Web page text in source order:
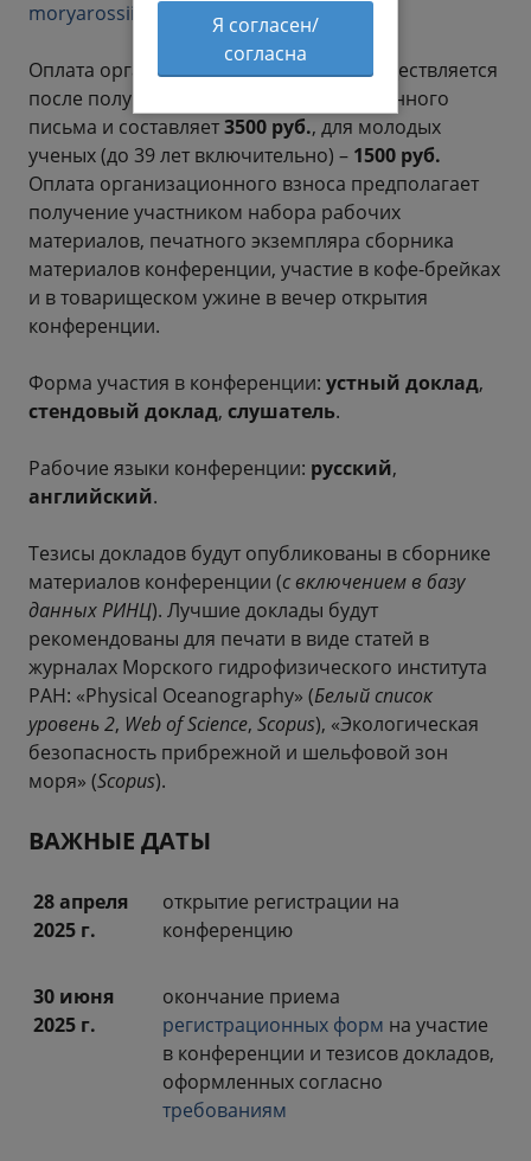
moryarossii@mhi-ras.ru
Оплата организационного взноса осуществляется
после получения второго информационного
письма и составляет3500 руб., для молодых
ученых (до 39 лет включительно) – 1500 руб.
Оплата организационного взноса предполагает
получение участником набора рабочих
материалов, печатного экземпляра сборника
материалов конференции, участие в кофе-брейках
и в товарищеском ужине в вечер открытия
конференции.
Форма участия в конференции: устный доклад,
стендовый доклад, слушатель.
Рабочие языки конференции: русский,
английский.
Тезисы докладов будут опубликованы в сборнике
материалов конференции (с включением в базу
данных РИНЦ). Лучшие доклады будут
рекомендованы для печати в виде статей в
журналах Морского гидрофизического института
РАН: «Physical Oceanography» (Белый список
уровень 2, Web of Science, Scopus), «Экологическая
безопасность прибрежной и шельфовой зон
моря» (Scopus).
ВАЖНЫЕ ДАТЫ
28 апреля
2025 г.
открытие регистрации на
конференцию
30 июня
2025 г.
окончание приема
регистрационных форм на участие
в конференции и тезисов докладов,
оформленных согласно
требованиям
Я согласен/
согласна